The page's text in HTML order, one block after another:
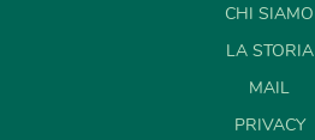
CHI SIAMO
LA STORIA
MAIL
PRIVACY